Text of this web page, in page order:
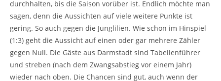
durchhalten, bis die Saison vorüber ist. Endlich möchte man
sagen, denn die Aussichten auf viele weitere Punkte ist
gering. So auch gegen die Junglilien. Wie schon im Hinspiel
(1:3) geht die Aussicht auf einen oder gar mehrere Zähler
gegen Null. Die Gäste aus Darmstadt sind Tabellenführer
und streben (nach dem Zwangsabstieg vor einem Jahr)
wieder nach oben. Die Chancen sind gut, auch wenn der